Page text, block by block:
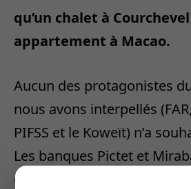
qu’un chalet à
appartement à Macao.
Aucun des protagonistes
nous avons interpellés
PIFSS et le Koweït) n’a
Les banques Pictet et
elles, «pas de motifs de faire